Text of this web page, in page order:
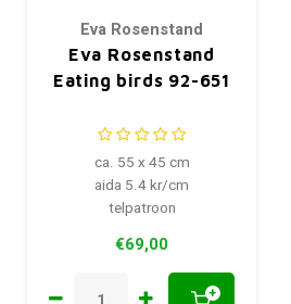
Eva Rosenstand
Eva Rosenstand
Eating birds 92-651
ca. 55 x 45 cm
aida 5.4 kr/cm
telpatroon
€69,00
+